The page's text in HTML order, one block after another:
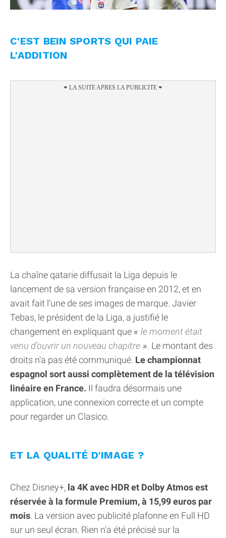
C'EST BEIN SPORTS QUI PAIE
L'ADDITION
La chaîne qatarie diffusait la Liga depuis le
lancement de sa version française en 2012, et en
avait fait l'une de ses images de marque. Javier
Tebas, le président de la Liga, a justifié le
changement en expliquant que
le moment était
venu d'ouvrir un nouveau chapitre
. Le montant des
droits n'a pas été communiqué. Le championnat
espagnol sort aussi complètement de la télévision
linéaire en France. Il faudra désormais une
application, une connexion correcte et un compte
pour regarder un Clasico.
ET LA QUALITÉ D'IMAGE ?
Chez Disney+, la 4K avec HDR et Dolby Atmos est
réservée à la formule Premium, à 15,99 euros par
mois. La version avec publicité plafonne en Full HD
sur un seul écran. Rien n'a été précisé sur la